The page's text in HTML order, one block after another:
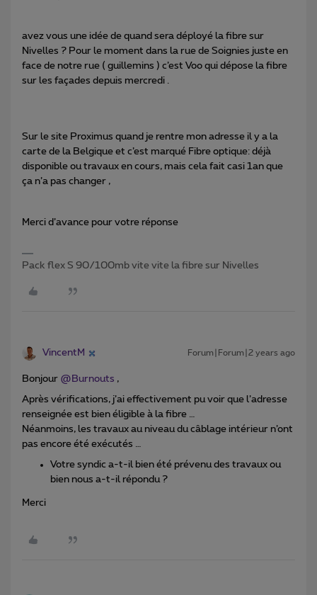
avez vous une idée de quand sera déployé la fibre sur
Nivelles ? Pour le moment dans la rue de Soignies juste en
face de notre rue ( guillemins ) c’est Voo qui dépose la fibre
sur les façades depuis mercredi .
Sur le site Proximus quand je rentre mon adresse il y a la
carte de la Belgique et c’est marqué Fibre optique: déjà
disponible ou travaux en cours, mais cela fait casi 1an que
ça n’a pas changer ,
Merci d’avance pour votre réponse
Pack flex S 90/100mb vite vite la fibre sur Nivelles
VincentM Forum|Forum|2 years ago
Bonjour @Burnouts ,
Après vérifications, j’ai effectivement pu voir que l’adresse
renseignée est bien éligible à la fibre …
Néanmoins, les travaux au niveau du câblage intérieur n’ont
pas encore été exécutés …
Votre syndic a-t-il bien été prévenu des travaux ou
bien nous a-t-il répondu ?
Merci